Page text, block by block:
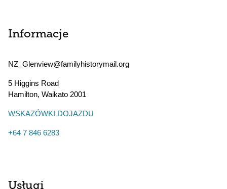
Informacje
NZ_Glenview@familyhistorymail.org
5 Higgins Road
Hamilton, Waikato 2001
WSKAZÓWKI DOJAZDU
+64 7 846 6283
Usługi